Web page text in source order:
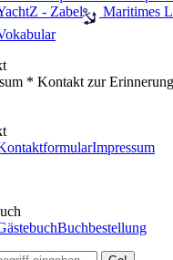
Z - Zabel Maritimes
* Kontakt zur
Impressum
Buchbestellung